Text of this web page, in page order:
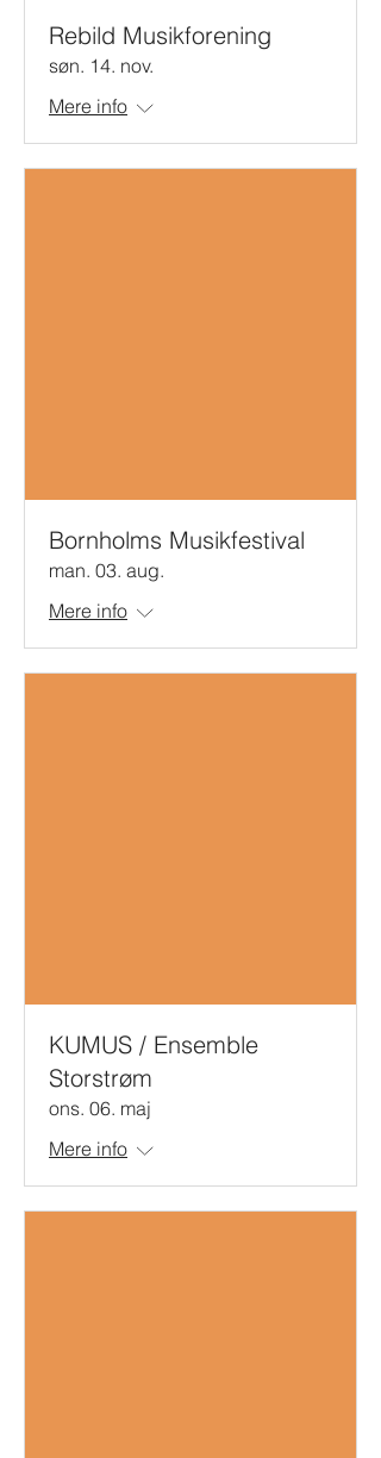
Rebild Musikforening
søn. 14. nov.
Mere info
Bornholms Musikfestival
man. 03. aug.
Mere info
KUMUS / Ensemble
Storstrøm
ons. 06. maj
Mere info